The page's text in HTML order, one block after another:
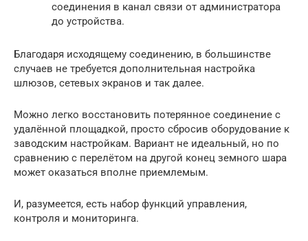
соединения в канал связи от администратора
до устройства.
Благодаря исходящему соединению, в большинстве
случаев не требуется дополнительная настройка
шлюзов, сетевых экранов и так далее.
Можно легко восстановить потерянное соединение с
удалённой площадкой, просто сбросив оборудование к
заводским настройкам. Вариант не идеальный, но по
сравнению с перелётом на другой конец земного шара
может оказаться вполне приемлемым.
И, разумеется, есть набор функций управления,
контроля и мониторинга.